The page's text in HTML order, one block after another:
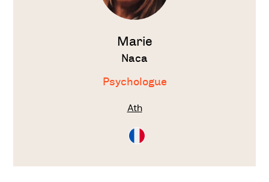
Marie
Naca
Psychologue
Ath
Consultation
en